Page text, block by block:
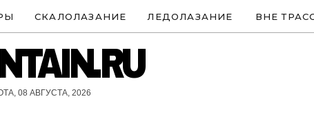
СКАЛОЛАЗАНИЕ ЛЕДОЛАЗАНИЕ ВНЕ
08 АВГУСТА, 2026